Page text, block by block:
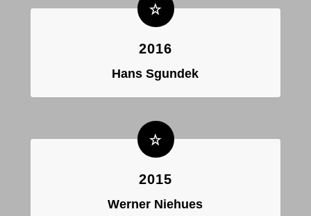
2016
Hans Sgundek
2015
Werner Niehues